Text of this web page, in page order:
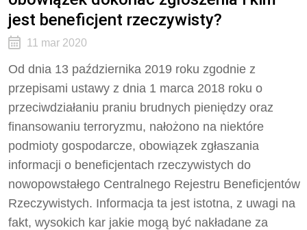
jest beneficjent rzeczywisty?
11 mar 2020
Od dnia 13 października 2019 roku zgodnie z
przepisami ustawy z dnia 1 marca 2018 roku o
przeciwdziałaniu praniu brudnych pieniędzy oraz
finansowaniu terroryzmu, nałożono na niektóre
podmioty gospodarcze, obowiązek zgłaszania
informacji o beneficjentach rzeczywistych do
nowopowstałego Centralnego Rejestru Beneficjentów
Rzeczywistych. Informacja ta jest istotna, z uwagi na
fakt, wysokich kar jakie mogą być nakładane za